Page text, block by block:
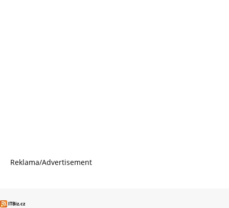
Reklama/Advertisement
ITBiz.cz